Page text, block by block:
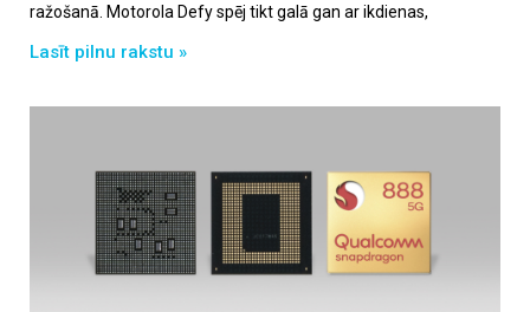
ražošanā. Motorola Defy spēj tikt galā gan ar ikdienas,
Lasīt pilnu rakstu »